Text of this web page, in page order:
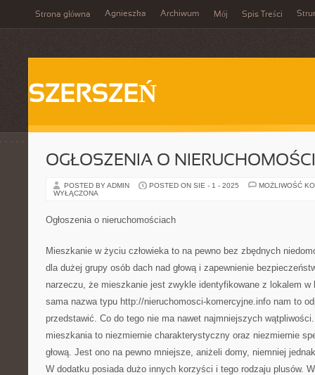
Strona główna Agnieszka Archiwum Mój Spis Treści
SZERSZEŃ
OGŁOSZENIA O
POSTED BY ADMIN POSTED ON SIE - 1 - 2025
MOŻLIWOŚĆ
WYŁĄCZONA
Ogłoszenia o nieruchomościach
Mieszkanie w życiu człowieka to na pewno bez zbędnych
dla dużej grupy osób dach nad głową i zapewnienie
narzeczu, że mieszkanie jest zwykle identyfikowane z lokalem
sama nazwa typu http://nieruchomosci-komercyjne.info nam to
przedstawić. Co do tego nie ma nawet najmniejszych
mieszkania to niezmiernie charakterystyczny oraz niezmiernie
głową. Jest ono na pewno mniejsze, aniżeli domy, niemniej
W dodatku posiada dużo innych korzyści i tego rodzaju plusów.